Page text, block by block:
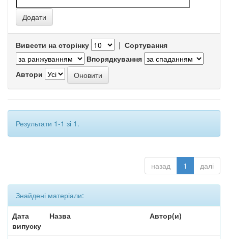
Вивести на сторінку | Сортування
Впорядкування
Автори
Результати 1-1 зі 1.
назад 1 далі
Знайдені матеріали:
Дата
випуску
Назва Автор(и)